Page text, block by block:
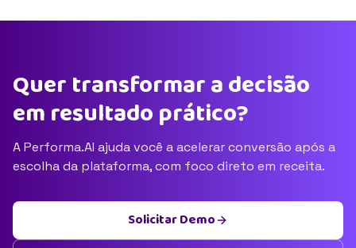
Quer transformar a decisão
em resultado prático?
A Performa.AI ajuda você a acelerar conversão após a
escolha da plataforma, com foco direto em receita.
Solicitar Demo